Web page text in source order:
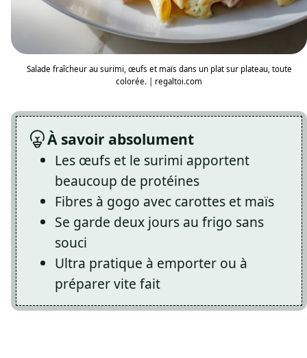
Salade fraîcheur au surimi, œufs et maïs dans un plat sur plateau, toute
colorée. | regaltoi.com
À savoir absolument
Les œufs et le surimi apportent
beaucoup de protéines
Fibres à gogo avec carottes et maïs
Se garde deux jours au frigo sans
souci
Ultra pratique à emporter ou à
préparer vite fait